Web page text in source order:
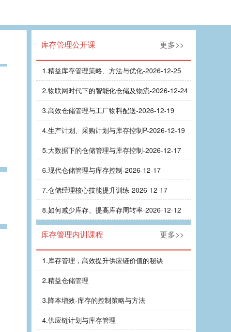
库存管理公开课 更多>>
1.精益库存管理策略、方法与优化-2026-12-25
2.物联网时代下的智能化仓储及物流-2026-12-24
3.高效仓储管理与工厂物料配送-2026-12-19
4.生产计划、采购计划与库存控制P-2026-12-19
5.大数据下的仓储管理与库存控制-2026-12-17
6.现代仓储管理与库存控制-2026-12-17
7.仓储经理核心技能提升训练-2026-12-17
8.如何减少库存、提高库存周转率-2026-12-12
库存管理内训课程 更多>>
1.库存管理，高效提升供应链价值的秘诀
2.精益仓储管理
3.降本增效-库存的控制策略与方法
4.供应链计划与库存管理